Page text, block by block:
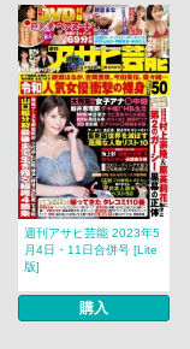
週刊アサヒ芸能 2023年5
月4日・11日合併号 [Lite
版]
購入